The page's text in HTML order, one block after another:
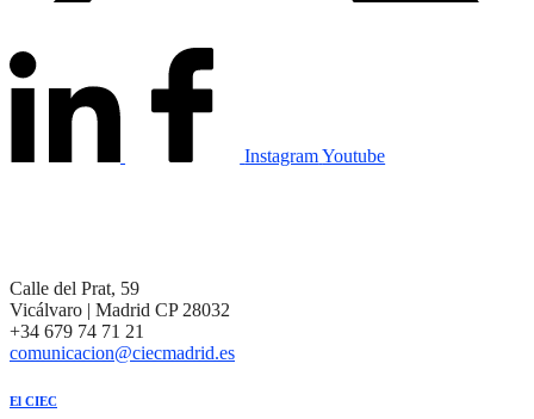
InstagramYoutube
Calle del Prat, 59
Vicálvaro | Madrid CP 28032
+34 679 74 71 21
comunicacion@ciecmadrid.es
El CIEC